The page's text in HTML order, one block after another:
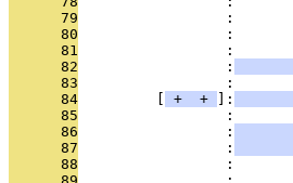
      79
:
      80
:
      81
:
      82
                 :
      83
:
      84
+ + ]:
      85
:
      86
                 :
      87
                 :
      88
: